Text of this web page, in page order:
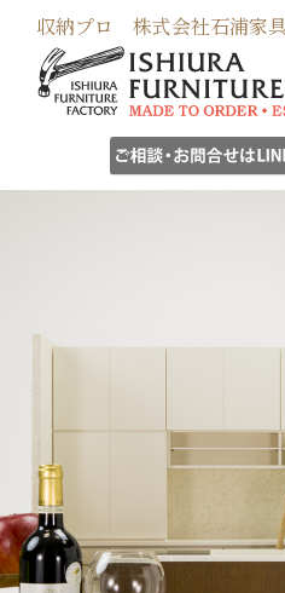
収納プロ 株式会社石浦家